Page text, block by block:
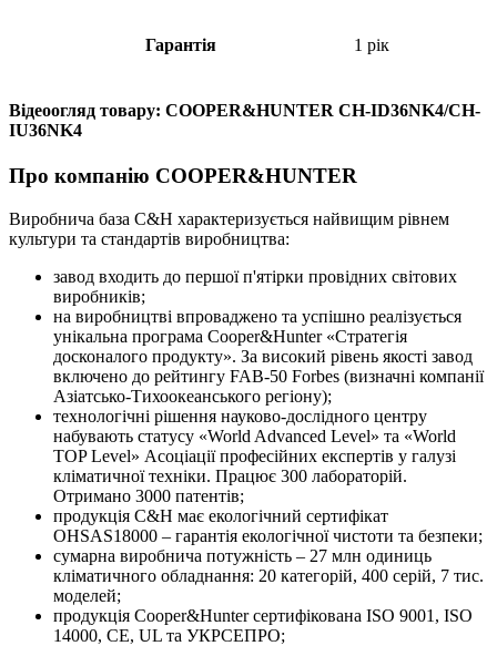
Гарантія 1 рік
Відеоогляд товару: COOPER&HUNTER CH-ID36NK4/CH-
IU36NK4
Про компанію COOPER&HUNTER
Виробнича база С&H характеризується найвищим рівнем
культури та стандартів виробництва:
завод входить до першої п'ятірки провідних світових
виробників;
на виробництві впроваджено та успішно реалізується
унікальна програма Cooper&Hunter «Стратегія
досконалого продукту». За високий рівень якості завод
включено до рейтингу FAB-50 Forbes (визначні компанії
Азіатсько-Тихоокеанського регіону);
технологічні рішення науково-дослідного центру
набувають статусу «World Advanced Level» та «World
TOP Level» Асоціації професійних експертів у галузі
кліматичної техніки. Працює 300 лабораторій.
Отримано 3000 патентів;
продукція С&H має екологічний сертифікат
OHSAS18000 – гарантія екологічної чистоти та безпеки;
сумарна виробнича потужність – 27 млн ​​одиниць
кліматичного обладнання: 20 категорій, 400 серій, 7 тис.
моделей;
продукція Cooper&Hunter сертифікована ISO 9001, ISO
14000, CE, UL та УКРСЕПРО;